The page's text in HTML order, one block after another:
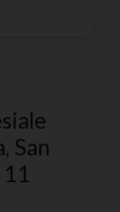
San